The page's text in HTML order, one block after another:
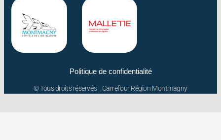
Politique de confidentialité
© Tous droits réservés _ Carrefour Région Montmagny